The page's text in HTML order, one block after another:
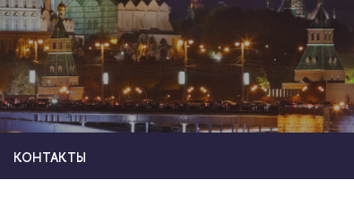
КОНТАКТЫ